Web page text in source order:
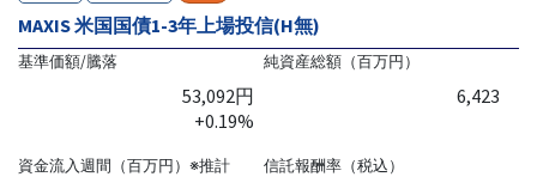
MAXIS 米国国債1-3年上場投信(H無)
基準価額/騰落
53,092円
+0.19%
純資産総額（百万円）
6,423
資金流入週間（百万円）※推計 信託報酬率（税込）